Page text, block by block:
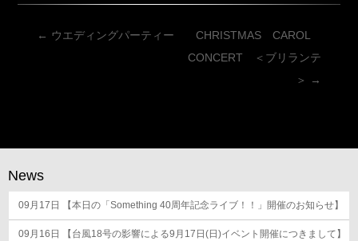
投
ー
シ
ョ
ン
← ウエディングパーティー
CHRISTMAS CAROL
CONCERT ＜ブリランテ
＞
→
News
09月17日 【本日の「Something 40周年記念ライブ！！」開催のお知らせ】
09月16日 【台風18号の影響による9月17日(日)イベント開催につきまして】